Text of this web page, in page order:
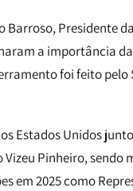
Presidente
a importância
foi feito
Estados Unidos
Pinheiro, sendo
em 2025 como